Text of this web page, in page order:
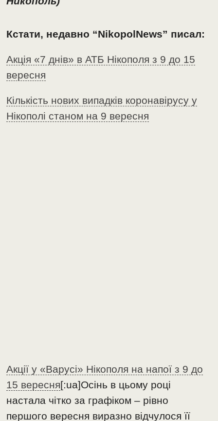
Кстати, недавно “NikopolNews” писал:
Акція «7 днів» в АТБ Нікополя з 9 до 15
вересня
Кількість нових випадків коронавірусу у
Нікополі станом на 9 вересня
Акції у «Варусі» Нікополя на напої з 9 до
15 вересня[:ua]Осінь в цьому році
настала чітко за графіком – рівно
першого вересня виразно відчулося її